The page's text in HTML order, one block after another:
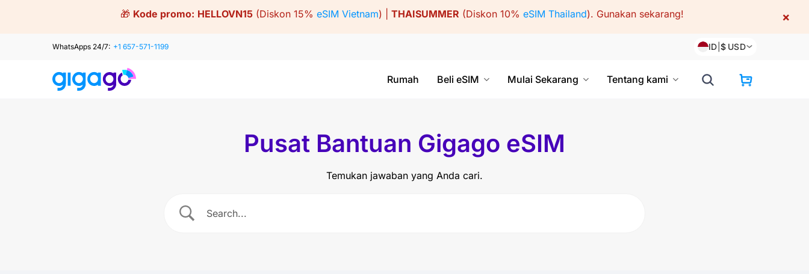
🎁 Kode promo: HELLOVN15 (Diskon 15% eSIM Vietnam) | THAISUMMER (Diskon 10% eSIM Thailand). Gunakan sekarang! ×
WhatsApps 24/7: +1 657-571-1199 ID |$ USD
Rumah Beli eSIM Mulai Sekarang Tentang kami
Pusat Bantuan Gigago eSIM
Temukan jawaban yang Anda cari.